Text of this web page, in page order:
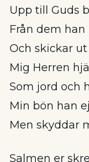
Upp till Guds
Från dem
Och skickar
Mig Herren
Som jord och
Min bön han
Men skyddar
Salmen er